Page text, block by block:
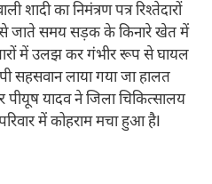
का निमंत्रण पत्र रिश्तेदारों
से जाते समय सड़क के किनारे खेत में
में उलझ कर गंभीर रूप से घायल
सहसवान लाया गया जा हालत
यादव ने जिला चिकित्सालय
में कोहराम मचा हुआ हैI